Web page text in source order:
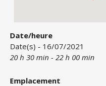
Date/heure
Date(s) - 16/07/2021
20 h 30 min - 22 h 00 min
Emplacement